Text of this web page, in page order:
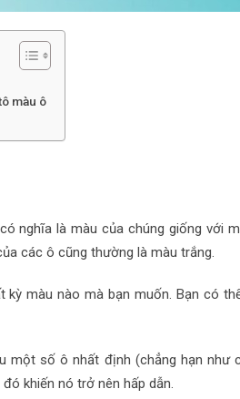
màu ô
nghĩa là màu của chúng giống với
các ô cũng thường là màu trắng.
màu nào mà bạn muốn. Bạn có
một số ô nhất định (chẳng hạn như
khiến nó trở nên hấp dẫn.